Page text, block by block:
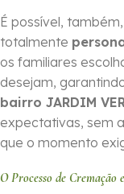
É possível,
totalmente
os familiares
desejam,
bairro JARDIM
expectativas, sem
que o momento
O Processo de Cremação